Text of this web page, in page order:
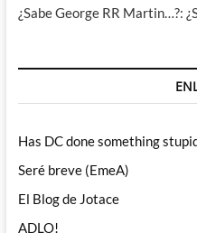
¿Sabe George RR Martin…?:
Has DC done something
Seré breve (EmeA)
El Blog de Jotace
ADLO!